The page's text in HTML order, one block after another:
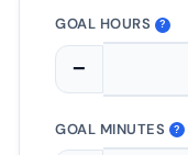
GOAL HOURS ?
−
GOAL MINUTES ?